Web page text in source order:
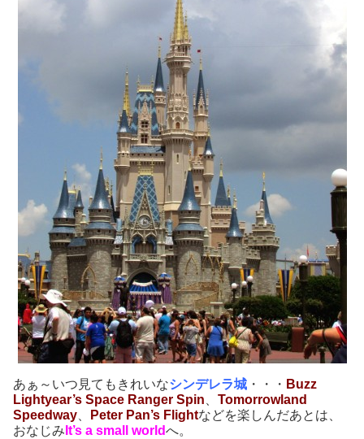
あぁ～いつ見てもきれいなシンデレラ城 ・・・ Buzz
Lightyear’s Space Ranger Spin、 Tomorrowland
Speedway、 Peter Pan’s Flightなどを楽しんだあとは、
おなじみ It’s a small worldへ。